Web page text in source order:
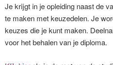
Je krijgt in je opleiding naast de
te maken met keuzedelen. Je
keuzes die je kunt maken.
voor het behalen van je diploma.